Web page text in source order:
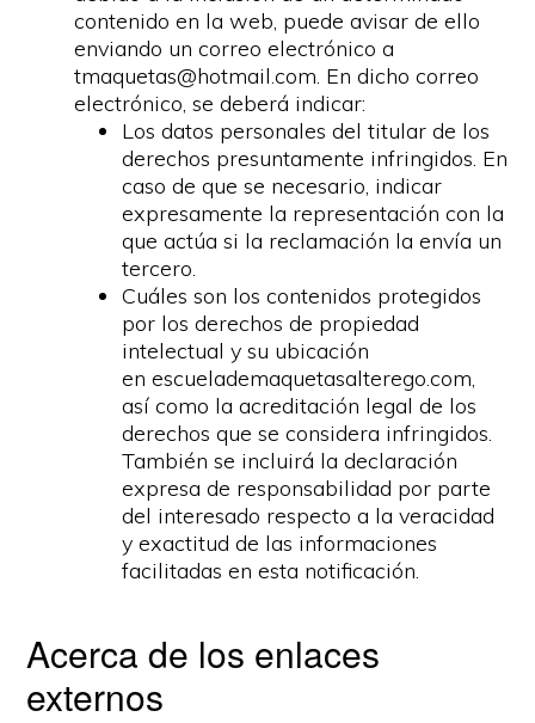
contenido en la web, puede avisar de ello
enviando un correo electrónico a
tmaquetas@hotmail.com. En dicho correo
electrónico, se deberá indicar:
Los datos personales del titular de los
derechos presuntamente infringidos. En
caso de que se necesario, indicar
expresamente la representación con la
que actúa si la reclamación la envía un
tercero.
Cuáles son los contenidos protegidos
por los derechos de propiedad
intelectual y su ubicación
en escuelademaquetasalterego.com,
así como la acreditación legal de los
derechos que se considera infringidos.
También se incluirá la declaración
expresa de responsabilidad por parte
del interesado respecto a la veracidad
y exactitud de las informaciones
facilitadas en esta notificación.
Acerca de los enlaces
externos